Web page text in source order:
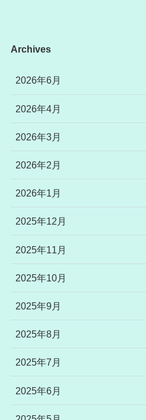
Archives
2026年6月
2026年4月
2026年3月
2026年2月
2026年1月
2025年12月
2025年11月
2025年10月
2025年9月
2025年8月
2025年7月
2025年6月